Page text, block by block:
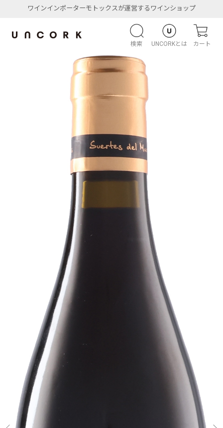
ワインインポーターモトックスが運営するワインショップ
検索 UNCORKとは カート